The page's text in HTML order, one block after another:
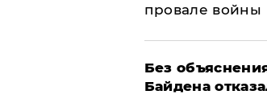
провале войны
Без
Байдена